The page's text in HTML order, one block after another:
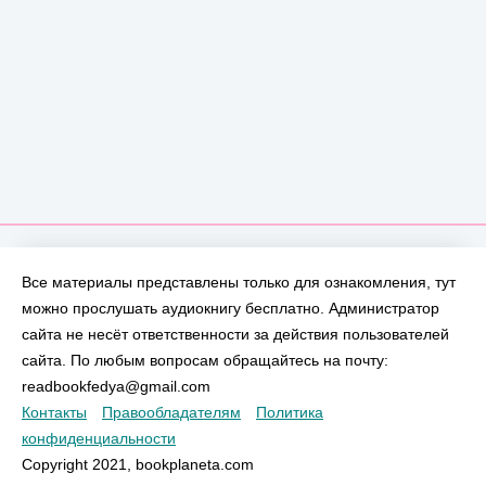
Все материалы представлены только для ознакомления, тут
можно прослушать аудиокнигу бесплатно. Администратор
сайта не несёт ответственности за действия пользователей
сайта. По любым вопросам обращайтесь на почту:
readbookfedya@gmail.com
Контакты
Правообладателям
Политика
конфиденциальности
Copyright 2021, bookplaneta.com